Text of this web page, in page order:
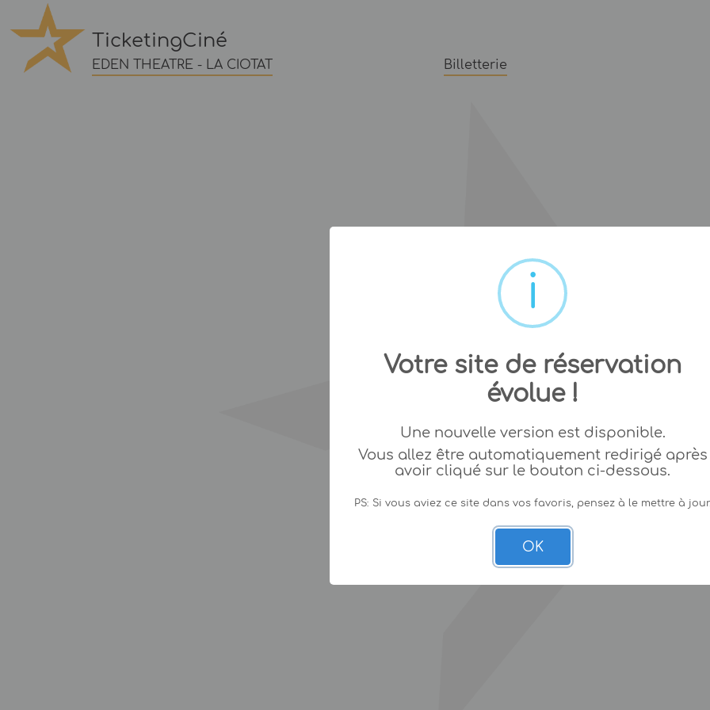
TicketingCiné
EDEN THEATRE - LA CIOTAT Billetterie
Votre site de réservation
évolue !
Une nouvelle version est disponible.
Vous allez être automatiquement redirigé après
avoir cliqué sur le bouton ci-dessous.
PS: Si vous aviez ce site dans vos favoris, pensez à le mettre à
OK